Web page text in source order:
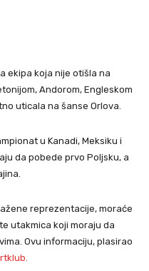
ekipa koja nije otišla na
Andorom, Engleskom
uticala na šanse Orlova.
u Kanadi, Meksiku i
da pobede prvo Poljsku, a
reprezentacije, moraće
utakmica koji moraju da
Ovu informaciju, plasirao